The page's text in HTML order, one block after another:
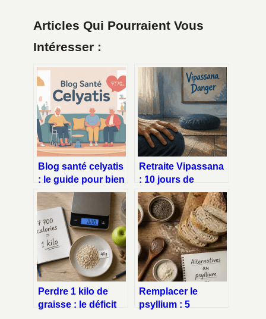
Articles Qui Pourraient Vous
Intéresser :
Blog santé celyatis
: le guide pour bien
se repérer et en
tirer le meilleur
Retraite Vipassana
: 10 jours de
silence et 3 signaux
d’alerte à ne pas
ignorer
Perdre 1 kilo de
graisse : le déficit
Remplacer le
psyllium : 5